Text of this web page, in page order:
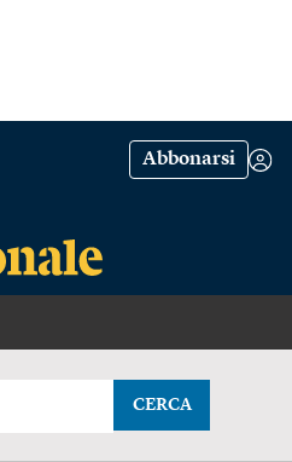
Abbonarsi
CERCA